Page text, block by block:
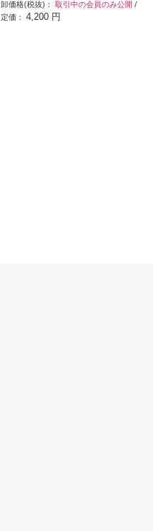
卸価格(税抜)：取引中の会員のみ公開 /
定価：4,200 円